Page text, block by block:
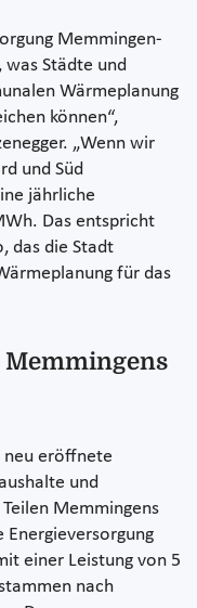
Memmingen-
Städte und
Wärmeplanung
können“,
„Wenn wir
und Süd
jährliche
Das entspricht
das die Stadt
für das
Memmingens
neu eröffnete
und
Memmingens
einer Leistung von 5
nach